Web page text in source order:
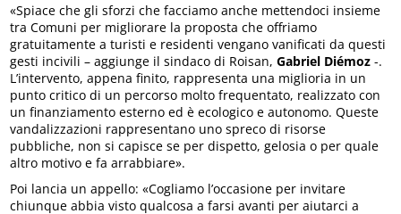
«Spiace che gli sforzi che facciamo anche mettendoci insieme
tra Comuni per migliorare la proposta che offriamo
gratuitamente a turisti e residenti vengano vanificati da questi
gesti incivili – aggiunge il sindaco di Roisan,Gabriel Diémoz-.
L’intervento, appena finito, rappresenta una miglioria in un
punto critico di un percorso molto frequentato, realizzato con
un finanziamento esterno ed è ecologico e autonomo. Queste
vandalizzazioni rappresentano uno spreco di risorse
pubbliche, non si capisce se per dispetto, gelosia o per quale
altro motivo e fa arrabbiare».
Poi lancia un appello: «Cogliamo l’occasione per invitare
chiunque abbia visto qualcosa a farsi avanti per aiutarci a